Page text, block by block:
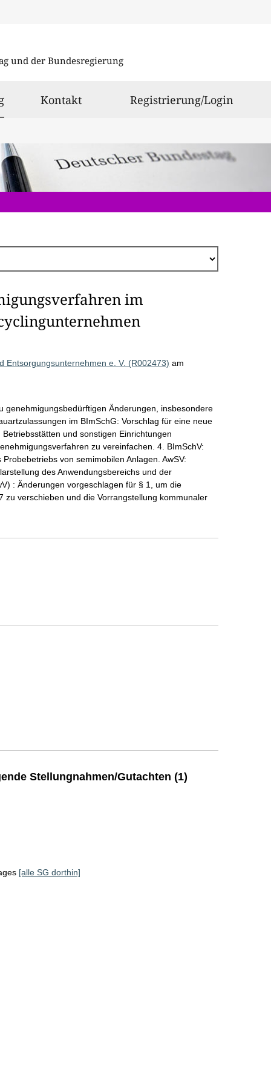
und der Bundesregierung
ausgewählt
Kontakt Registrierung/Login
im
Entsorgungsunternehmen e. V. (R002473) am
genehmigungsbedürftigen Änderungen, insbesondere
im BImSchG: Vorschlag für eine neue
und sonstigen Einrichtungen
zu vereinfachen. 4. BImSchV:
von semimobilen Anlagen. AwSV:
des Anwendungsbereichs und der
: Änderungen vorgeschlagen für § 1, um die
verschieben und die Vorrangstellung kommunaler
Stellungnahmen/Gutachten (1)
[alle SG dorthin]